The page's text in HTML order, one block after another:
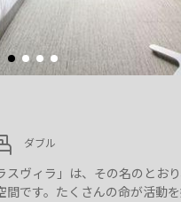
ダブル
ヴィラ」は、その名のとお
です。たくさんの命が活動